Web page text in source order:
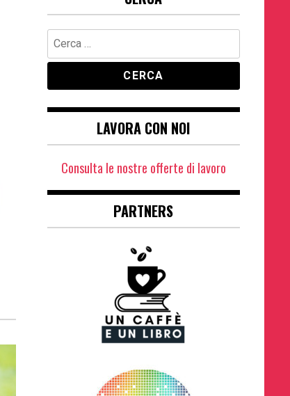
Ricerca
per:
LAVORA CON NOI
Consulta le nostre offerte di lavoro
PARTNERS